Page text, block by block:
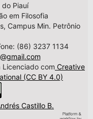
do Piauí
em Filosofia
Campus Min. Petrônio
(86) 3237 1134
Licenciado com Creative
(CC BY 4.0)
Castillo B.